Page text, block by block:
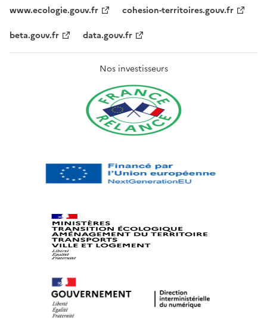
www.ecologie.gouv.fr
cohesion-territoires.gouv.fr
beta.gouv.fr
data.gouv.fr
Nos investisseurs